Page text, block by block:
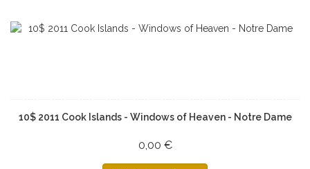
10$ 2011 Cook Islands - Windows of Heaven - Notre Dame
0,00 €